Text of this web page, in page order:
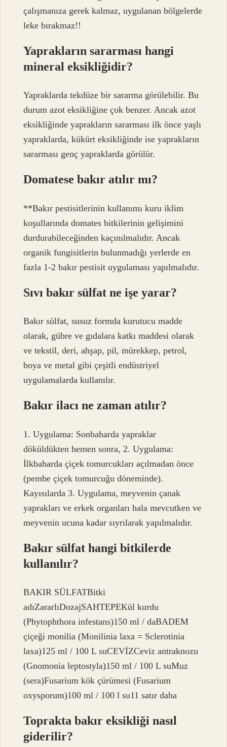
çalışmanıza gerek kalmaz, uygulanan bölgelerde
leke bırakmaz!!
Yaprakların sararması hangi
mineral eksikliğidir?
Yapraklarda tekdüze bir sararma görülebilir. Bu
durum azot eksikliğine çok benzer. Ancak azot
eksikliğinde yaprakların sararması ilk önce yaşlı
yapraklarda, kükürt eksikliğinde ise yaprakların
sararması genç yapraklarda görülür.
Domatese bakır atılır mı?
**Bakır pestisitlerinin kullanımı kuru iklim
koşullarında domates bitkilerinin gelişimini
durdurabileceğinden kaçınılmalıdır. Ancak
organik fungisitlerin bulunmadığı yerlerde en
fazla 1-2 bakır pestisit uygulaması yapılmalıdır.
Sıvı bakır sülfat ne işe yarar?
Bakır sülfat, susuz formda kurutucu madde
olarak, gübre ve gıdalara katkı maddesi olarak
ve tekstil, deri, ahşap, pil, mürekkep, petrol,
boya ve metal gibi çeşitli endüstriyel
uygulamalarda kullanılır.
Bakır ilacı ne zaman atılır?
1. Uygulama: Sonbaharda yapraklar
döküldükten hemen sonra, 2. Uygulama:
İlkbaharda çiçek tomurcukları açılmadan önce
(pembe çiçek tomurcuğu döneminde).
Kayısılarda 3. Uygulama, meyvenin çanak
yaprakları ve erkek organları hala mevcutken ve
meyvenin ucuna kadar sıyrılarak yapılmalıdır.
Bakır sülfat hangi bitkilerde
kullanılır?
BAKIR SÜLFATBitki
adıZararlıDozajSAHTEPEKül kurdu
(Phytophthora infestans)150 ml / daBADEM
çiçeği monilia (Monilinia laxa = Sclerotinia
laxa)125 ml / 100 L suCEVİZCeviz antraknozu
(Gnomonia leptostyla)150 ml / 100 L suMuz
(sera)Fusarium kök çürümesi (Fusarium
oxysporum)100 ml / 100 l su11 satır daha
Toprakta bakır eksikliği nasıl
giderilir?